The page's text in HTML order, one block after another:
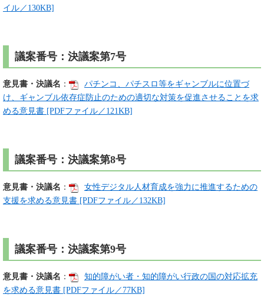
イル／130KB]
議案番号：決議案第7号
意見書・決議名 ：
パチンコ、パチスロ等をギャンブルに位置づ
け、ギャンブル依存症防止のための適切な対策を促進させることを求
める意見書 [PDFファイル／121KB]
議案番号：決議案第8号
意見書・決議名 ：
女性デジタル人材育成を強力に推進するための
支援を求める意見書 [PDFファイル／132KB]
議案番号：決議案第9号
意見書・決議名 ：
知的障がい者・知的障がい行政の国の対応拡充
を求める意見書 [PDFファイル／77KB]